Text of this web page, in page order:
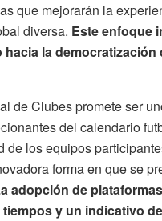
que mejorarán la
diversa. Este enfoque
la democratización
de Clubes promete ser
del calendario
de los equipos
forma en que se
adopción de
y un indicativo